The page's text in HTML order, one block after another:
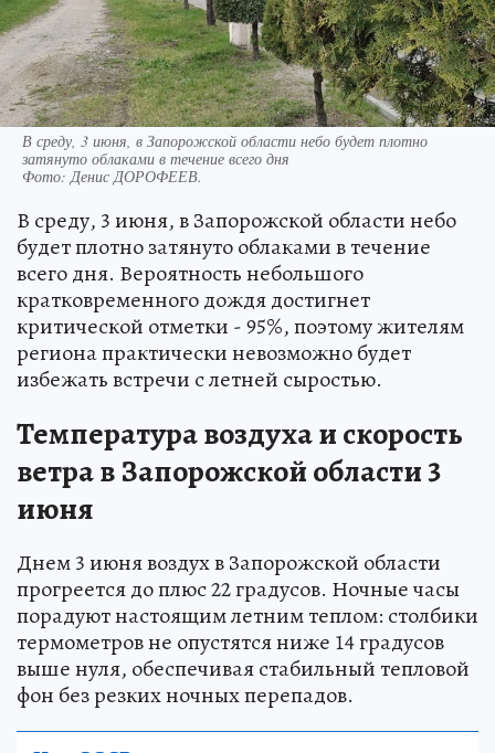
В среду, 3 июня, в Запорожской области небо будет плотно
затянуто облаками в течение всего дня
Фото: Денис ДОРОФЕЕВ.
В среду, 3 июня, в Запорожской области небо
будет плотно затянуто облаками в течение
всего дня. Вероятность небольшого
кратковременного дождя достигнет
критической отметки - 95%, поэтому жителям
региона практически невозможно будет
избежать встречи с летней сыростью.
Температура воздуха и скорость
ветра в Запорожской области 3
июня
Днем 3 июня воздух в Запорожской области
прогреется до плюс 22 градусов. Ночные часы
порадуют настоящим летним теплом: столбики
термометров не опустятся ниже 14 градусов
выше нуля, обеспечивая стабильный тепловой
фон без резких ночных перепадов.